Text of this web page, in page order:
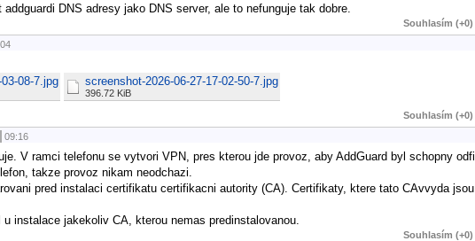
DNS adresy jako DNS server, ale to nefunguje tak dobre.
Souhlasím (+0)
08-7.jpg
screenshot-2026-06-27-17-02-50-7.jpg
396.72 KiB
Souhlasím (+0)
09:16
V ramci telefonu se vytvori VPN, pres kterou jde provoz, aby AddGuard byl schopny
takze provoz nikam neodchazi.
pred instalaci certifikatu certifikacni autority (CA). Certifikaty, ktere tato CAvvyda
instalace jakekoliv CA, kterou nemas predinstalovanou.
Souhlasím (+0)